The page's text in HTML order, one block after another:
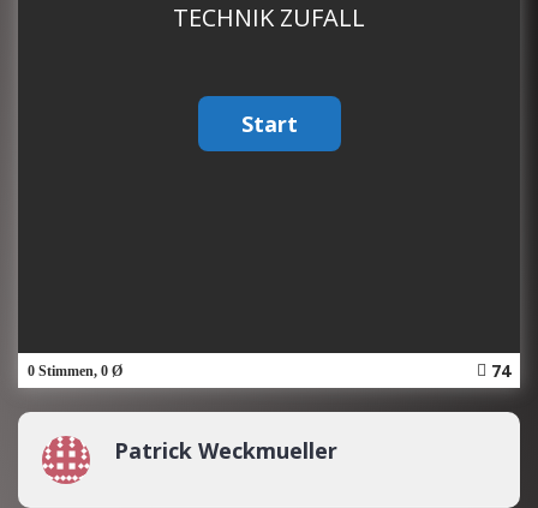
0 Stimmen, 0 Ø 74
TECHNIK ZUFALL
Patrick Weckmueller